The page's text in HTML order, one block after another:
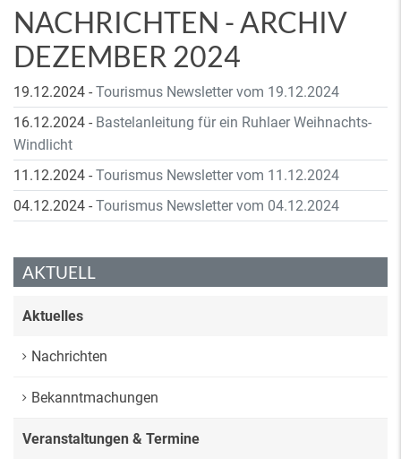
NACHRICHTEN - ARCHIV
DEZEMBER 2024
19.12.2024 - Tourismus Newsletter vom 19.12.2024
16.12.2024 - Bastelanleitung für ein Ruhlaer Weihnachts-
Windlicht
11.12.2024 - Tourismus Newsletter vom 11.12.2024
04.12.2024 - Tourismus Newsletter vom 04.12.2024
AKTUELL
Aktuelles
Nachrichten
Bekanntmachungen
Veranstaltungen & Termine